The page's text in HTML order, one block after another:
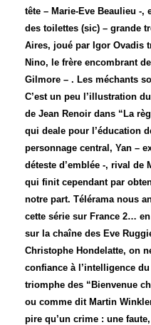
tête – Marie-Eve Beaulieu -
des toilettes (sic) – grande
Aires, joué par Igor Ovadis
Nino, le frère encombrant
Gilmore – . Les méchants
C’est un peu l’illustration
de Jean Renoir dans “La
qui deale pour l’éducation
personnage central, Yan –
déteste d’emblée -, rival de
qui finit cependant par
notre part. Télérama nous
cette série sur France 2…
sur la chaîne des Eve
Christophe Hondelatte, on
confiance à l’intelligence
triomphe des “Bienvenue
ou comme dit Martin
pire qu’un crime : une